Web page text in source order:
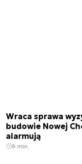
Wraca sprawa
budowie Nowej
alarmują
6 min.